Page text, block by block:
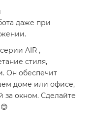
даже при
AIR ,
стиля,
Он обеспечит
доме или офисе,
за окном. Сделайте